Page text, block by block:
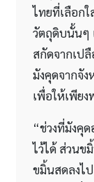
ไทยที่เลือกใ
วัตถุดิบนั้นๆ
สกัดจากเป
มังคุดจากจั
เพื่อให้เพีย
“ช่วงที่มังคุ
ไว้ได้ ส่วนข
ขมิ้นสดลงไ